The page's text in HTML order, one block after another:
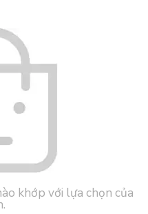
khớp với lựa chọn của